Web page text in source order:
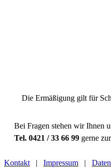
Die Ermäßigung gilt für
Bei Fragen stehen wir Ihnen
Tel. 0421 / 33 66 99 gerne
Kontakt| Impressum |